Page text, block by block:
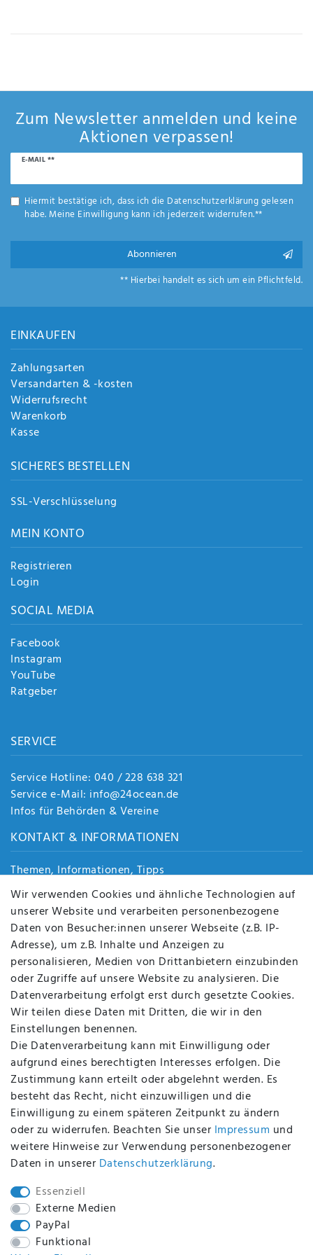
Hiermit
ich die
Daten­
gelesen
rag
e
sen
de
n
Zum Newsletter anmelden und keine
Aktionen verpassen!
E-MAIL **
Newsletter
Hiermit bestätige ich, dass ich die Daten­schutz­erklärunggelesen
habe. Meine Einwilligung kann ich jederzeit widerrufen.**
Abonnieren
** Hierbei handelt es sich um ein Pflichtfeld.
EINKAUFEN
Zahlungsarten
Versandarten & -kosten
Widerrufsrecht
Warenkorb
Kasse
SICHERES BESTELLEN
SSL-Verschlüsselung
MEIN KONTO
Registrieren
Login
SOCIAL MEDIA
Facebook
Instagram
YouTube
Ratgeber
SERVICE
Service Hotline: 040 / 228 638 321
Service e-Mail: info@24ocean.de
Infos für Behörden & Vereine
KONTAKT & INFORMATIONEN
Themen, Informationen, Tipps
Jobs
Über uns
Kontakt
Datenschutz
AGB
FAQ
Batterieentsorgung
Altölverordnung
Impressum
BEQUEM UND SICHER BEZAHLEN MIT
BEI UNS SIND SIE SICHER!
WIR VERSENDEN MIT
Wir verwenden Cookies und ähnliche Technologien auf
unserer Website und verarbeiten personenbezogene
Daten von Besucher:innen unserer Webseite (z.B. IP-
Adresse), um z.B. Inhalte und Anzeigen zu
personalisieren, Medien von Drittanbietern einzubinden
oder Zugriffe auf unsere Website zu analysieren. Die
Datenverarbeitung erfolgt erst durch gesetzte Cookies.
Wir teilen diese Daten mit Dritten, die wir in den
Einstellungen benennen.
Die Datenverarbeitung kann mit Einwilligung oder
aufgrund eines berechtigten Interesses erfolgen. Die
Zustimmung kann erteilt oder abgelehnt werden. Es
besteht das Recht, nicht einzuwilligen und die
Einwilligung zu einem späteren Zeitpunkt zu ändern
oder zu widerrufen. Beachten Sie unser Impressum und
weitere Hinweise zur Verwendung personenbezogener
Daten in unserer Daten­schutz­erklärung.
Essenziell
Externe Medien
PayPal
Funktional